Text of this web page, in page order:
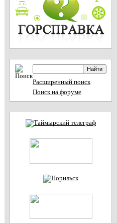
Расширенный поиск
Поиск на форуме